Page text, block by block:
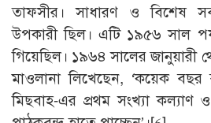
তাফসীর। সাধারণ ও বিশেষ
উপকারী ছিল। এটি ১৯৫৬ সাল
গিয়েছিল। ১৯৬৪ সালের জানুয়ারী
মাওলানা লিখেছেন, ‘কয়েক বছর
মিছবাহ-এর প্রথম সংখ্যা কল্যাণ